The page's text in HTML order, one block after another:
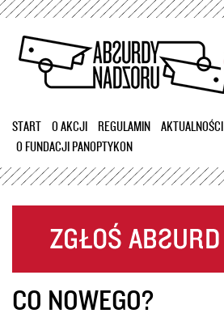
Przejdź
treści
START O AKCJI REGULAMIN
AKTUALNOŚCI
O FUNDACJI PANOPTYKON
CO NOWEGO?